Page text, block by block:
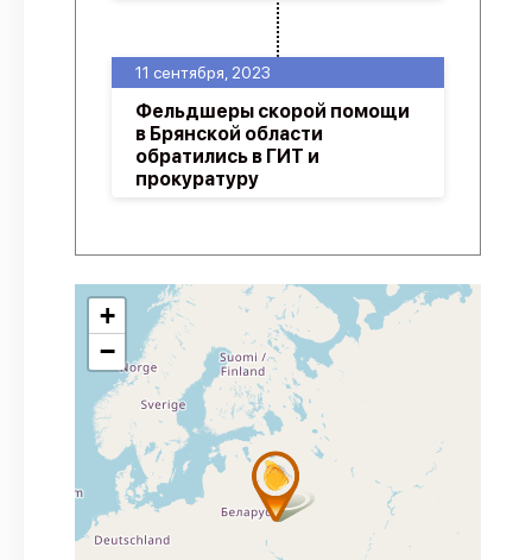
11 сентября, 2023
Фельдшеры скорой помощи
в Брянской области
обратились в ГИТ и
прокуратуру
+
−